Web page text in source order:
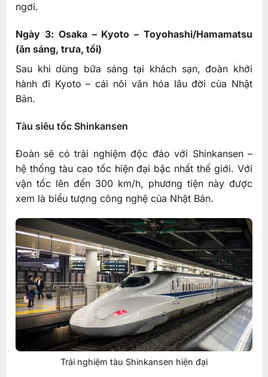
ngơi.
Ngày 3: Osaka – Kyoto – Toyohashi/Hamamatsu
(ăn sáng, trưa, tối)
Sau khi dùng bữa sáng tại khách sạn, đoàn khởi
hành đi Kyoto – cái nôi văn hóa lâu đời của Nhật
Bản.
Tàu siêu tốc Shinkansen
Đoàn sẽ có trải nghiệm độc đáo với Shinkansen –
hệ thống tàu cao tốc hiện đại bậc nhất thế giới. Với
vận tốc lên đến 300 km/h, phương tiện này được
xem là biểu tượng công nghệ của Nhật Bản.
Trải nghiệm tàu Shinkansen hiện đại